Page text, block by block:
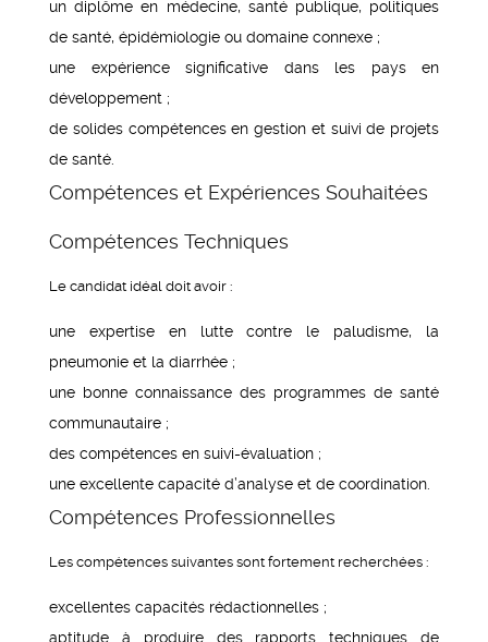
un diplôme en médecine, santé publique, politiques
de santé, épidémiologie ou domaine connexe ;
une expérience significative dans les pays en
développement ;
de solides compétences en gestion et suivi de projets
de santé.
Compétences et Expériences Souhaitées
Compétences Techniques
Le candidat idéal doit avoir :
une expertise en lutte contre le paludisme, la
pneumonie et la diarrhée ;
une bonne connaissance des programmes de santé
communautaire ;
des compétences en suivi-évaluation ;
une excellente capacité d’analyse et de coordination.
Compétences Professionnelles
Les compétences suivantes sont fortement recherchées :
excellentes capacités rédactionnelles ;
aptitude à produire des rapports techniques de